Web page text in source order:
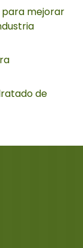
para mejorar
de